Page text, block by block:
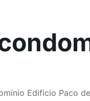
Edificio Paco